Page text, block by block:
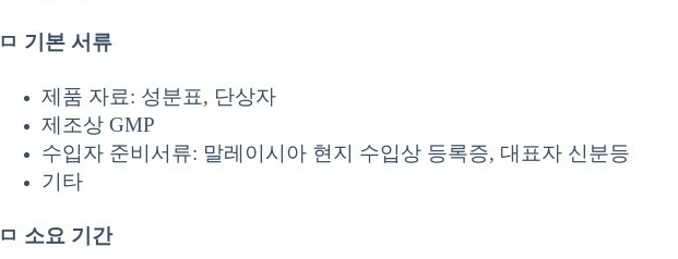
ㅁ 기본 서류
제품 자료: 성분표, 단상자
제조상 GMP
수입자 준비서류: 말레이시아 현지 수입상 등록증, 대표자 신분등
기타
ㅁ 소요 기간